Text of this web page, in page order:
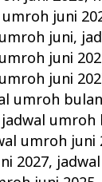
juni
juni,
juni
juni
umroh
jadwal umroh
umroh juni
2027,